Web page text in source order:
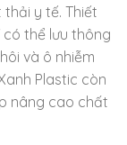
y tế. Thiết
thể lưu thông
và ô nhiễm
Plastic còn
nâng cao chất